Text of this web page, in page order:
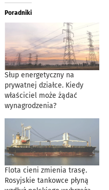
Poradniki
Słup energetyczny na
prywatnej działce. Kiedy
właściciel może żądać
wynagrodzenia?
Flota cieni zmienia trasę.
Rosyjskie tankowce płyną